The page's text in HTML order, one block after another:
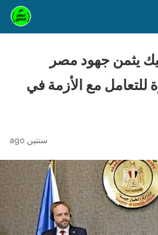
يثمن جهود مصر
للتعامل مع الأزمة في
سنتين ago